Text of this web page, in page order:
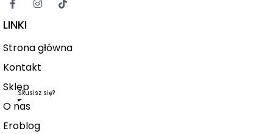
LINKI
Strona główna
Kontakt
Sklep
O nas
Skusisz się?
Eroblog